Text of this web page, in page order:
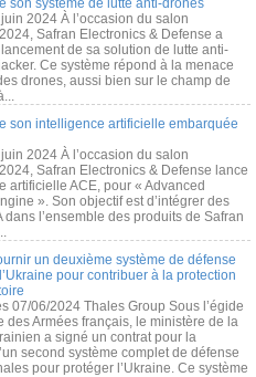
son système de lutte anti-drones
2024 À l’occasion du salon
Safran Electronics & Defense a
de sa solution de lutte anti-
Ce système répond à la menace
drones, aussi bien sur le champ de
son intelligence artificielle embarquée
2024 À l’occasion du salon
Safran Electronics & Defense lance
artificielle ACE, pour « Advanced
». Son objectif est d’intégrer des
dans l’ensemble des produits de Safran
un deuxième système de défense
pour contribuer à la protection
07/06/2024 Thales Group Sous l’égide
des Armées français, le ministère de la
a signé un contrat pour la
second système complet de défense
pour protéger l’Ukraine. Ce système